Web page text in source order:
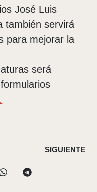
José Luis
también servirá
para mejorar la
será
SIGUIENTE